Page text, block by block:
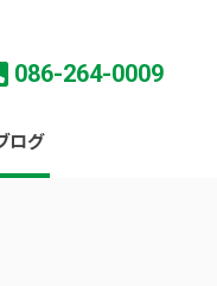
086-264-0009
ログ